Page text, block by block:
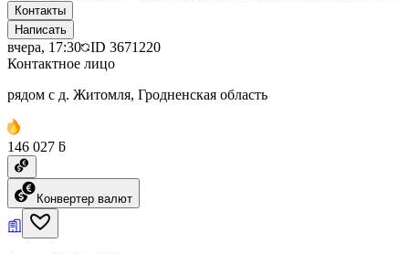
Контакты
Написать
вчера, 17:30 ID 3671220
Контактное лицо
рядом с д. Житомля, Гродненская область
146 027 ƃ
Конвертер валют